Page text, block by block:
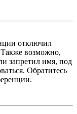
отключил
возможно,
запретил имя, под
Обратитесь